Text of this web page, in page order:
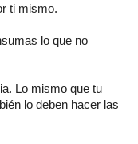
ti mismo.
lo que no
Lo mismo que tu
lo deben hacer las